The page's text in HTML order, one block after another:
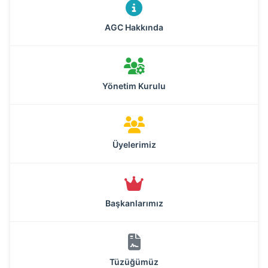
AGC Hakkında
Yönetim Kurulu
Üyelerimiz
Başkanlarımız
Tüzüğümüz